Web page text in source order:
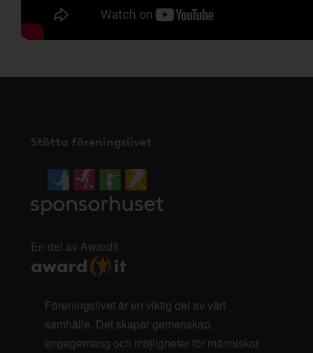
Stötta föreningslivet
En del av AwardIt
Föreningslivet är en viktig del av vårt
samhälle. Det skapar gemenskap,
engagemang och möjligheter för människor